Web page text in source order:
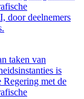
door deelnemers
taken van
is
Regering met de